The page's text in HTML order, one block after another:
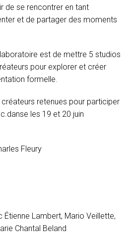
de se rencontrer en tant
et de partager des moments
est de mettre 5 studios
pour explorer et créer
formelle.
retenues pour participer
les 19 et 20 juin
Fleury
Lambert, Mario Veillette,
Chantal Beland